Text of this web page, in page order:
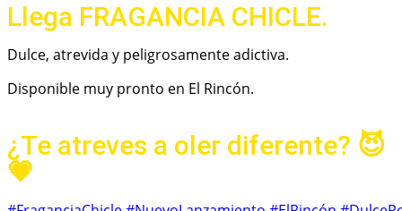
Llega FRAGANCIA CHICLE.
Dulce, atrevida y peligrosamente adictiva.
Disponible muy pronto en El Rincón.
¿Te atreves a oler diferente? 😈
💗